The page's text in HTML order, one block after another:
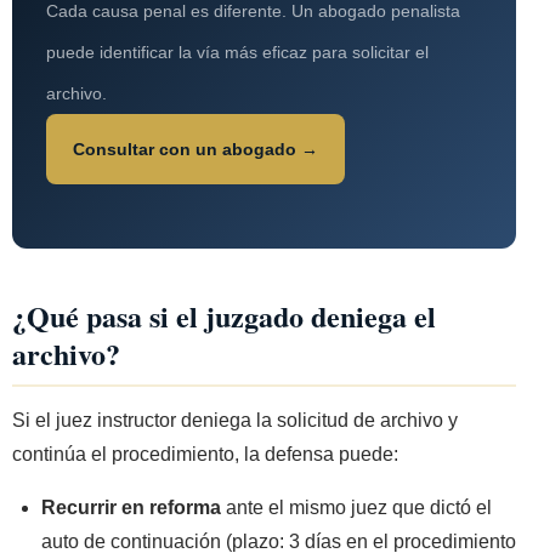
Cada causa penal es diferente. Un abogado penalista
puede identificar la vía más eficaz para solicitar el
archivo.
Consultar con un abogado →
¿Qué pasa si el juzgado deniega el
archivo?
Si el juez instructor deniega la solicitud de archivo y
continúa el procedimiento, la defensa puede:
Recurrir en reforma ante el mismo juez que dictó el
auto de continuación (plazo: 3 días en el procedimiento